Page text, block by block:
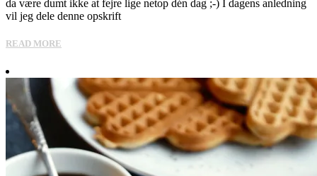
da være dumt ikke at fejre lige netop dén dag ;-) I dagens anledning
vil jeg dele denne opskrift
READ MORE